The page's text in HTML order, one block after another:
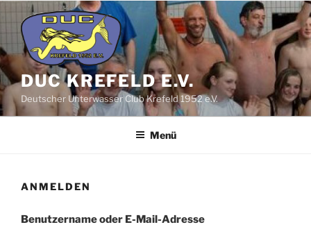
Inhalt
springen
DUC KREFELD E.V.
Deutscher Unterwasser Club Krefeld 1952 e.V.
Menü
ANMELDEN
Benutzername oder E-Mail-Adresse